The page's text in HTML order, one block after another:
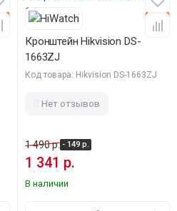
Кронштейн Hikvision DS-
1663ZJ
Код товара: Hikvision DS-1663ZJ
Нет отзывов
1 490 р. - 149 р.
1 341 р.
В наличии